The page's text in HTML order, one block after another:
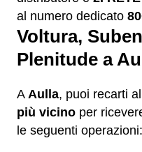
al numero dedicato
Voltura,
Plenitude a
A Aulla, puoi recarti
più vicino per
le seguenti operazioni: